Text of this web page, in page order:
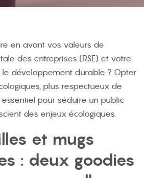
en avant vos valeurs de
des entreprises (RSE) et votre
développement durable ? Opter
plus respectueux de
essentiel pour séduire un public
des enjeux écologiques.
et mugs
: deux goodies